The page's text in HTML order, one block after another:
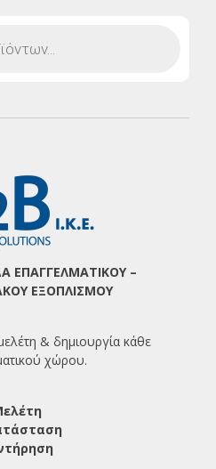
ΕΠΑΓΓΕΛΜΑΤΙΚΟΥ –
ΕΞΟΠΛΙΣΜΟΥ
& δημιουργία κάθε
χώρου.